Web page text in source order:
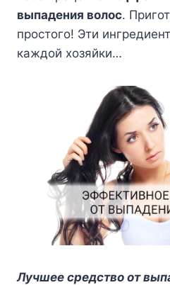
выпадения волос.
простого! Эти
каждой хозяйки…
Лучшее средство от